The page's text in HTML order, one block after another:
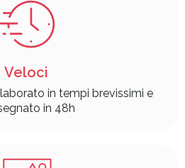
Veloci
in tempi brevissimi e
in 48h